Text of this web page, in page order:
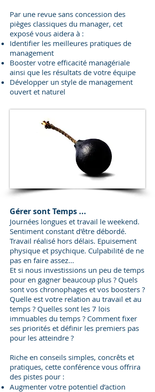
Gérer sont Temps ...
Journées longues et travail le weekend.
Sentiment constant d'être débordé.
Travail réalisé hors délais. Epuisement
physique et psychique. Culpabilité de ne
pas en faire assez...
Et si nous investissions un peu de temps
pour en gagner beaucoup plus ? Quels
sont vos chronophages et vos boosters ?
Quelle est votre relation au travail et au
temps ? Quelles sont les 7 lois
immuables du temps ? Comment fixer
ses priorités et définir les premiers pas
pour les atteindre ?
Riche en conseils simples, concrêts et
pratiques, cette conférence vous offrira
des pistes pour :
Augmenter votre potentiel d’action
Par une revue sans concession des
pièges classiques du manager, cet
exposé vous aidera à :
Identifier les meilleures pratiques de
management
Booster votre efficacité managériale
ainsi que les résultats de votre équipe
Développer un style de management
ouvert et naturel